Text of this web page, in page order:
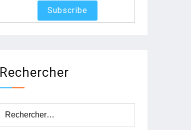
Rechercher